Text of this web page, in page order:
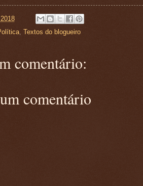
, Textos do blogueiro
comentário:
comentário